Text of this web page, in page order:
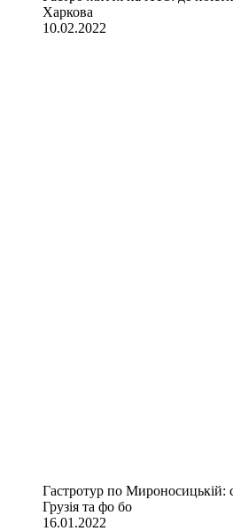
Харкова
10.02.2022
Гастротур по Мироносицькій:
Грузія та фо бо
16.01.2022